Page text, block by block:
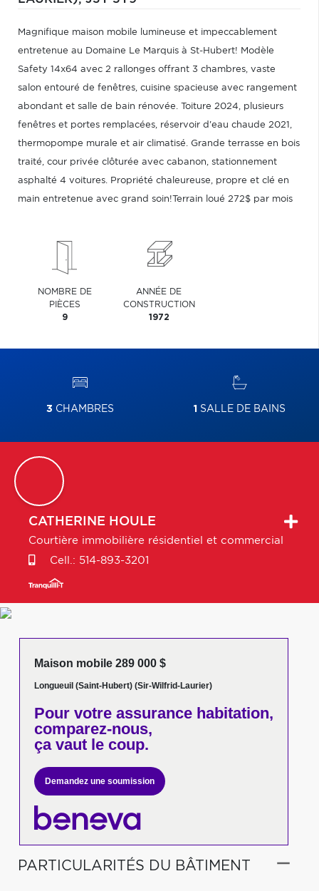
Magnifique maison mobile lumineuse et impeccablement
entretenue au Domaine Le Marquis à St-Hubert! Modèle
Safety 14x64 avec 2 rallonges offrant 3 chambres, vaste
salon entouré de fenêtres, cuisine spacieuse avec rangement
abondant et salle de bain rénovée. Toiture 2024, plusieurs
fenêtres et portes remplacées, réservoir d'eau chaude 2021,
thermopompe murale et air climatisé. Grande terrasse en bois
traité, cour privée clôturée avec cabanon, stationnement
asphalté 4 voitures. Propriété chaleureuse, propre et clé en
main entretenue avec grand soin!Terrain loué 272$ par mois
NOMBRE DE
PIÈCES
9
ANNÉE DE
CONSTRUCTION
1972
3 CHAMBRES 1 SALLE DE BAINS
CATHERINE HOULE
Courtière immobilière résidentiel et commercial
Cell.: 514-893-3201
Maison mobile 289 000 $
Longueuil (Saint-Hubert) (Sir-Wilfrid-Laurier)
Pour votreassurance habitation,
comparez-nous,
ça vaut le coup.
Demandez une soumission
PARTICULARITÉS DU BÂTIMENT